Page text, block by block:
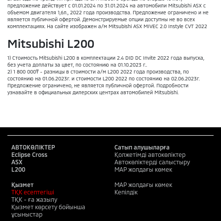
предложение действует с 01.01.2024 по 31.01.2024 на автомобили Mitsubishi ASX с
объемом двигателя 1,6л., 2022 года производства. Предложение ограничено и не
является публичной офертой. Демонстрируемые опции доступны не во всех
комплектациях. На сайте изображен а/м Mitsubishi ASX MIVEC 2.0 Instyle CVT 2022
Mitsubishi L200
1) Стоимость Mitsubishi L200 в комплектации 2.4 DID DC Invite 2022 года выпуска,
без учета доплаты за цвет, по состоянию на 01.10.2023 г..
2) 1 800 000₸ - разницы в стоимости а/м L200 2022 года производства, по
состоянию на 01.06.2023г. и стоимости L200 2022 по состоянию на 02.06.2023г.
Предложение ограничено, не является публичной офертой. Подробности
узнавайте в официальных дилерских центрах автомобилей Mitsubishi.
АВТОКӨЛІКТЕР
Eclipse Cross
ASX
L200
Сатып алушыларға
Қолжетімді автокөліктер
Автокөліктерді салыстыру
MAP жолдағы көмек
Қызмет
ТҚК есептегіші
ТҚК - ға жазылу
Қызмет көрсету бойынша
ұсыныстар
MAP жолдағы көмек
Кепілдік